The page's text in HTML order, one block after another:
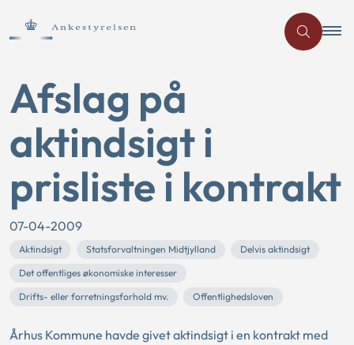
Afslag på
aktindsigt i
prisliste i kontrakt
07-04-2009
Aktindsigt Statsforvaltningen Midtjylland
Delvis aktindsigt
Det offentliges økonomiske interesser
Drifts- eller forretningsforhold mv.
Offentlighedsloven
Århus Kommune havde givet aktindsigt i en kontrakt med